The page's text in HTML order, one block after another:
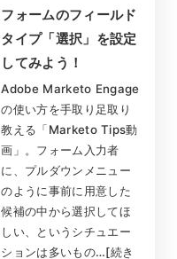
フォームのフィールド
タイプ「選択」を設定
してみよう！
Adobe Marketo Engage
の使い方を手取り足取り
教える「Marketo Tips動
画」。フォーム入力者
に、プルダウンメニュー
のように事前に用意した
候補の中から選択してほ
しい、というシチュエー
ションは多いもの…[続き